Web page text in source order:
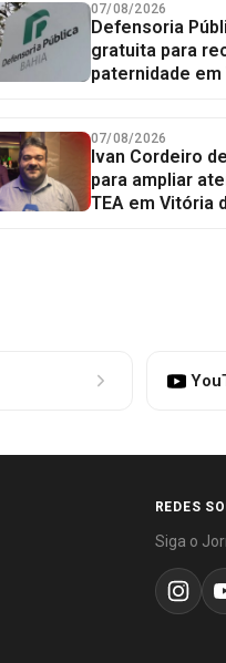
07/08/2026
Defensoria
gratuita para
paternidade
07/08/2026
Ivan Cordeiro
para ampliar
TEA em Vitória
REDES
Siga o